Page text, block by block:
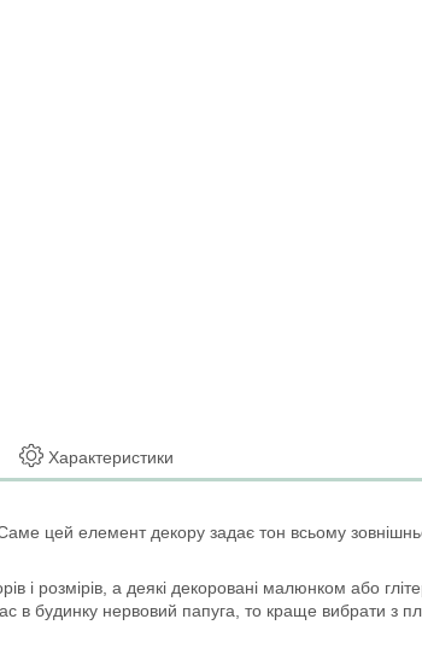
Характеристики
цей елемент декору задає тон всьому
і розмірів, а деякі декоровані малюнком або
в будинку нервовий папуга, то краще вибрати з